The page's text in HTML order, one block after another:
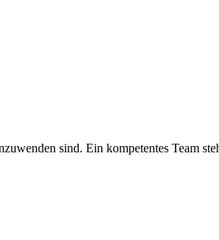
sind. Ein kompetentes Team